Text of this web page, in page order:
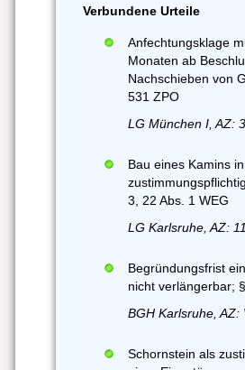
Verbundene Urteile
Anfechtungsklage
Monaten ab
Nachschieben von
531 ZPO
LG München I, AZ:
Bau eines Kamins
3, 22 Abs. 1 WEG
LG Karlsruhe, AZ:
Begründungsfrist
nicht verlängerbar;
BGH Karlsruhe,
Schornstein als